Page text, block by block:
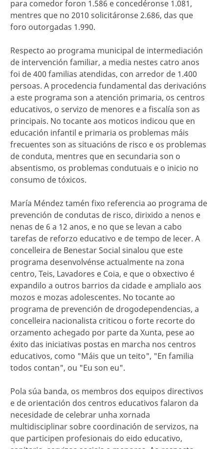
para comedor foron 1.586 e concedéronse 1.081,
mentres que no 2010 solicitáronse 2.686, das que
foro outorgadas 1.990.
Respecto ao programa municipal de intermediación
de intervención familiar, a media nestes catro anos
foi de 400 familias atendidas, con arredor de 1.400
persoas. A procedencia fundamental das derivacións
a este programa son a atención primaria, os centros
educativos, o servizo de menores e a fiscalía son as
principais. No tocante aos moticos indicou que en
educación infantil e primaria os problemas máis
frecuentes son as situacións de risco e os problemas
de conduta, mentres que en secundaria son o
absentismo, os problemas condutuais e o inicio no
consumo de tóxicos.
María Méndez tamén fixo referencia ao programa de
prevención de condutas de risco, dirixido a nenos e
nenas de 6 a 12 anos, e no que se levan a cabo
tarefas de reforzo educativo e de tempo de lecer. A
concelleira de Benestar Social sinalou que este
programa desenvolvénse actualmente na zona
centro, Teis, Lavadores e Coia, e que o obxectivo é
expandilo a outros barrios da cidade e amplialo aos
mozos e mozas adolescentes. No tocante ao
programa de prevención de drogodependencias, a
concelleira nacionalista criticou o forte recorte do
orzamento achegado por parte da Xunta, pese ao
éxito das iniciativas postas en marcha nos centros
educativos, como "Máis que un teito", "En familia
todos contan", ou "Eu son eu".
Pola súa banda, os membros dos equipos directivos
e de orientación dos centros educativos falaron da
necesidade de celebrar unha xornada
multidisciplinar sobre coordinación de servizos, na
que participen profesionais do eido educativo,